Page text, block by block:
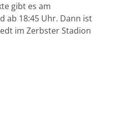
gibt es am
ab 18:45 Uhr. Dann ist
im Zerbster Stadion